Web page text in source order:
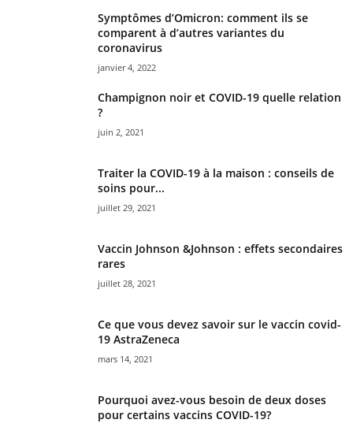
Symptômes d’Omicron: comment ils se
comparent à d’autres variantes du
coronavirus
janvier 4, 2022
Champignon noir et COVID-19 quelle relation
?
juin 2, 2021
Traiter la COVID-19 à la maison : conseils de
soins pour...
juillet 29, 2021
Vaccin Johnson &Johnson : effets secondaires
rares
juillet 28, 2021
Ce que vous devez savoir sur le vaccin covid-
19 AstraZeneca
mars 14, 2021
Pourquoi avez-vous besoin de deux doses
pour certains vaccins COVID-19?